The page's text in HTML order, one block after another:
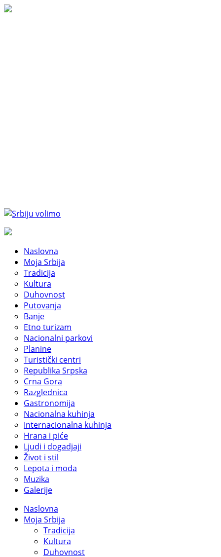
Naslovna
Moja Srbija
Tradicija
Kultura
Duhovnost
Putovanja
Banje
Etno turizam
Nacionalni parkovi
Planine
Turistički centri
Republika Srpska
Crna Gora
Razglednica
Gastronomija
Nacionalna kuhinja
Internacionalna kuhinja
Hrana i piće
Ljudi i dogadjaji
Život i stil
Lepota i moda
Muzika
Galerije
Naslovna
Moja Srbija
Tradicija
Kultura
Duhovnost